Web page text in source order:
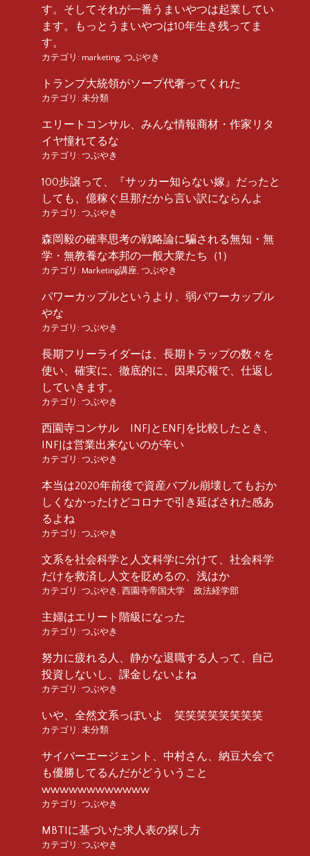
す。そしてそれが一番うまいやつは起業してい
ます。もっとうまいやつは10年生き残ってま
す。
カテゴリ: marketing つぶやき
トランプ大統領がソープ代奢ってくれた
カテゴリ: 未分類
エリートコンサル、みんな情報商材・作家リタ
イヤ憧れてるな
カテゴリ: つぶやき
100歩譲って、『サッカー知らない嫁』だったと
しても、億稼ぐ旦那だから言い訳にならんよ
カテゴリ: つぶやき
森岡毅の確率思考の戦略論に騙される無知・無
学・無教養な本邦の一般大衆たち（1）
カテゴリ: Marketing講座 つぶやき
パワーカップルというより、弱パワーカップル
やな
カテゴリ: つぶやき
長期フリーライダーは、長期トラップの数々を
使い、確実に、徹底的に、因果応報で、仕返し
していきます。
カテゴリ: つぶやき
西園寺コンサル INFJとENFJを比較したとき、
INFJは営業出来ないのが辛い
カテゴリ: つぶやき
本当は2020年前後で資産バブル崩壊してもおか
しくなかったけどコロナで引き延ばされた感あ
るよね
カテゴリ: つぶやき
文系を社会科学と人文科学に分けて、社会科学
だけを救済し人文を貶めるの、浅はか
カテゴリ: つぶやき 西園寺帝国大学 政法経学部
主婦はエリート階級になった
カテゴリ: つぶやき
努力に疲れる人、静かな退職する人って、自己
投資しないし、課金しないよね
カテゴリ: つぶやき
いや、全然文系っぽいよ 笑笑笑笑笑笑笑笑
カテゴリ: 未分類
サイバーエージェント、中村さん、納豆大会で
も優勝してるんだがどういうこと
wwwwwwwwwwww
カテゴリ: つぶやき
MBTIに基づいた求人表の探し方
カテゴリ: つぶやき